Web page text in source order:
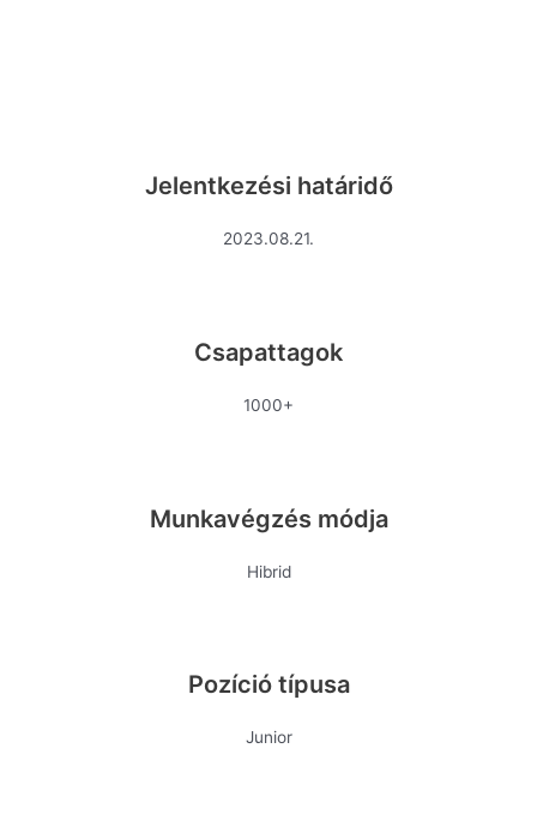
Jelentkezési határidő
2023.08.21.
Csapattagok
1000+
Munkavégzés módja
Hibrid
Pozíció típusa
Junior